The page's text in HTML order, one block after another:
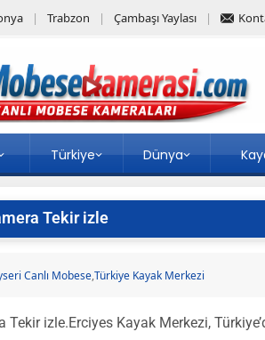
Trabzon Çambaşı Yaylası
Türkiye Dünya
Tekir izle
Canlı Mobese,Türkiye Kayak Merkezi
Tekir izle.Erciyes Kayak Merkezi,